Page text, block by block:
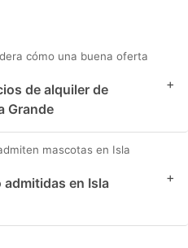
cómo una buena oferta
de alquiler de
Grande
+
mascotas en Isla
en Isla
+